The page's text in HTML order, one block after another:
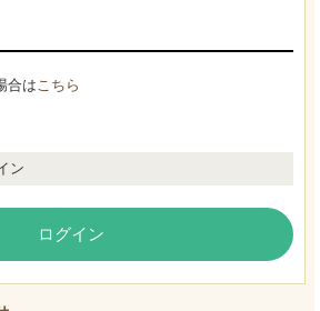
合はこちら
ン
ログイン